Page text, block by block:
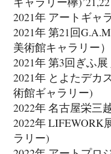
2021年 アートギャ
2021年 第21回
美術館キャラリー）
2021年 第3回ぎふ
2021年 とよたデカ
術館ギャラリー)
2022年 名古屋栄三
2022年 LIFEWORK
ラリー)